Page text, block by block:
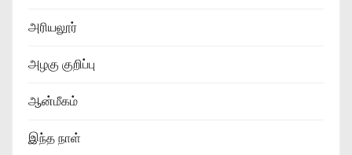
அரியலூர்
அழகு குறிப்பு
ஆன்மீகம்
இந்த நாள்